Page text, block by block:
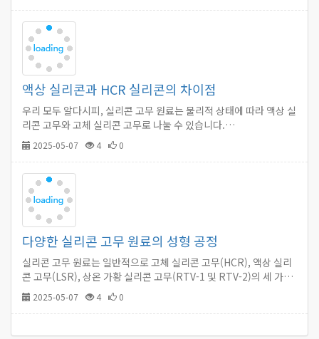
액상 실리콘과 HCR 실리콘의 차이점
우리 모두 알다시피, 실리콘 고무 원료는 물리적 상태에 따라 액상 실
리콘 고무와 고체 실리콘 고무로 나눌 수 있습니다.…
2025-05-07 4 0
다양한 실리콘 고무 원료의 성형 공정
실리콘 고무 원료는 일반적으로 고체 실리콘 고무(HCR), 액상 실리
콘 고무(LSR), 상온 가황 실리콘 고무(RTV-1 및 RTV-2)의 세 가지
종류로 나뉘며, 각각의 성형 공정이 다릅니다.…
2025-05-07 4 0